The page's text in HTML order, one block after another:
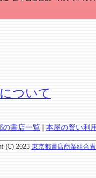
ついて
の書店一覧 | 本屋の賢い利
(C) 2023 東京都書店商業組合